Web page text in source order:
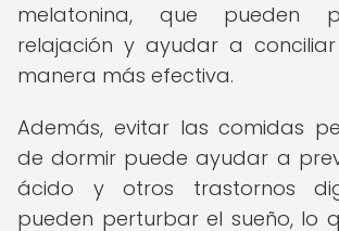
melatonina, que pueden
relajación y ayudar a
manera más efectiva.
Además, evitar las comidas
de dormir puede ayudar a
ácido y otros trastornos
pueden perturbar el sueño, lo